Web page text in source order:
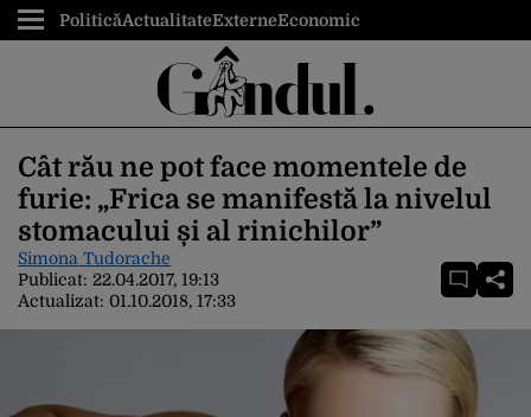
PoliticăActualitateExterneEconomic
Cât rău ne pot face momentele de
furie: „Frica se manifestă la nivelul
stomacului și al rinichilor”
Simona Tudorache
Publicat: 22.04.2017, 19:13
Actualizat: 01.10.2018, 17:33